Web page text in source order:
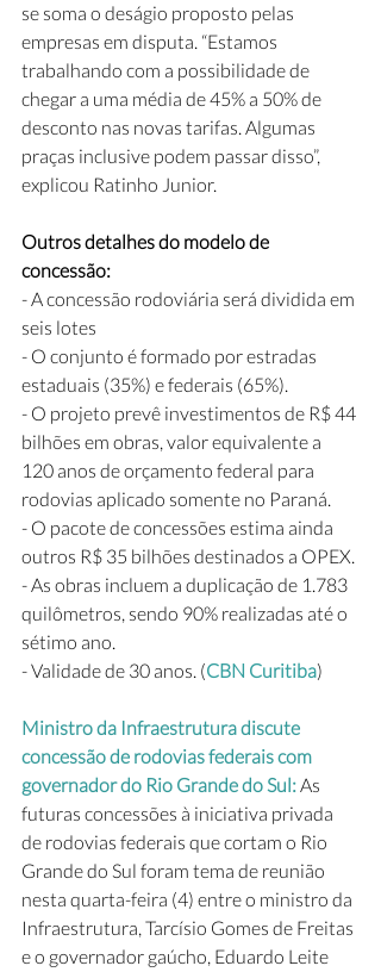
se soma o deságio proposto pelas
empresas em disputa. “Estamos
trabalhando com a possibilidade de
chegar a uma média de 45% a 50% de
desconto nas novas tarifas. Algumas
praças inclusive podem passar disso”,
explicou Ratinho Junior.
Outros detalhes do modelo de
concessão:
- A concessão rodoviária será dividida em
seis lotes
- O conjunto é formado por estradas
estaduais (35%) e federais (65%).
- O projeto prevê investimentos de R$ 44
bilhões em obras, valor equivalente a
120 anos de orçamento federal para
rodovias aplicado somente no Paraná.
- O pacote de concessões estima ainda
outros R$ 35 bilhões destinados a OPEX.
- As obras incluem a duplicação de 1.783
quilômetros, sendo 90% realizadas até o
sétimo ano.
- Validade de 30 anos. (CBN Curitiba)
Ministro da Infraestrutura discute
concessão de rodovias federais com
governador do Rio Grande do Sul: As
futuras concessões à iniciativa privada
de rodovias federais que cortam o Rio
Grande do Sul foram tema de reunião
nesta quarta-feira (4) entre o ministro da
Infraestrutura, Tarcísio Gomes de Freitas
e o governador gaúcho, Eduardo Leite